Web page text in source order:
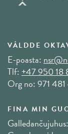
VÁLDDE
E-poasta:
Tlf:+47 950 18
Org no: 971
FINA MIN